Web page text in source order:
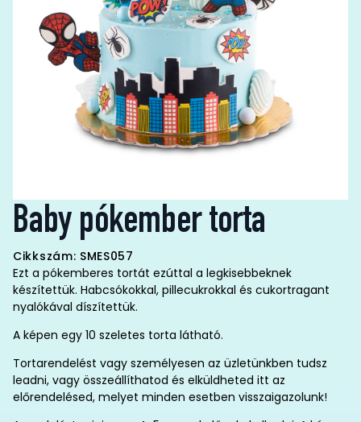
Baby pókember torta
Cikkszám: SMES057
Ezt a pókemberes tortát ezúttal a legkisebbeknek
készítettük. Habcsókokkal, pillecukrokkal és cukortragant
nyalókával díszítettük.
A képen egy 10 szeletes torta látható.
Tortarendelést vagy személyesen az üzletünkben tudsz
leadni, vagy összeállíthatod és elküldheted itt az
előrendelésed, melyet minden esetben visszaigazolunk!